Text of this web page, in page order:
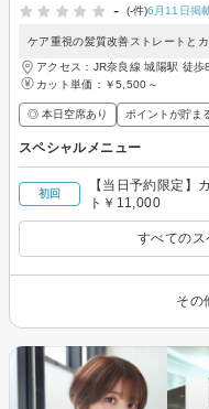
-
(-件)6月11日掲
ケア重視の髪質改善ストレートと
アクセス：JR奈良線 城陽駅 徒歩
カット単価： ￥5,500～
◎ 本日空席あり ポイントが貯ま
スペシャルメニュー
初回
【当日予約限定】
ト￥11,000
すべてのス
その